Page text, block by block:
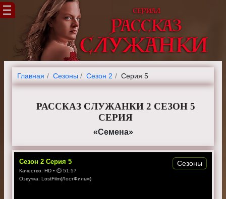
Главная Cезоны Сезон 2 Серия 5
РАССКАЗ СЛУЖАНКИ 2 СЕЗОН 5
СЕРИЯ
«Семена»
Сезон 2 Серия 5
Качество: HD • ⏱ 51:57
Озвучка: LostFilm(ЛостФильм)
Сезоны